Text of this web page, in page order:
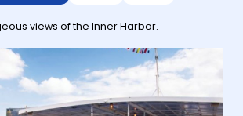
views of the Inner Harbor.